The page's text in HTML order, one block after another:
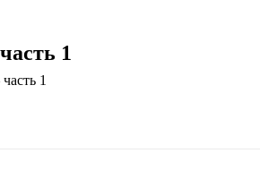
1
1